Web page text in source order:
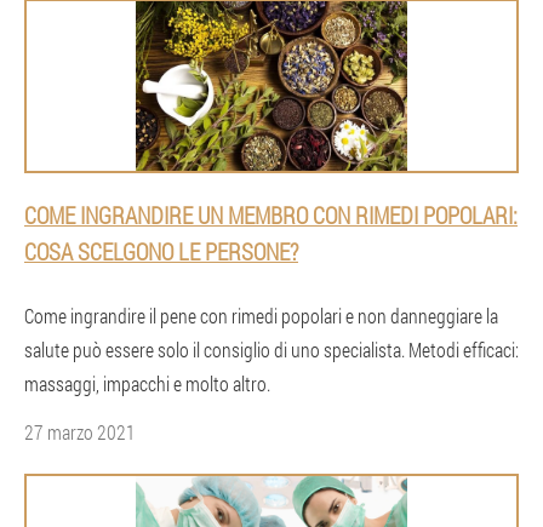
COME INGRANDIRE UN MEMBRO CON RIMEDI POPOLARI:
COSA SCELGONO LE PERSONE?
Come ingrandire il pene con rimedi popolari e non danneggiare la
salute può essere solo il consiglio di uno specialista. Metodi efficaci:
massaggi, impacchi e molto altro.
27 marzo 2021